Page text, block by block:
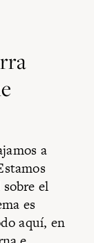
a
el
es
aquí, en